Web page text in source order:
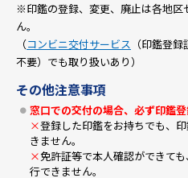
※印鑑の登録、変更、廃止は各地区
ん。
（コンビニ交付サービス （印鑑登録
不要）でも取り扱いあり）
その他注意事項
窓口での交付の場合、必ず印鑑登
×登録した印鑑をお持ちでも、
きません。
×免許証等で本人確認ができて
行できません。